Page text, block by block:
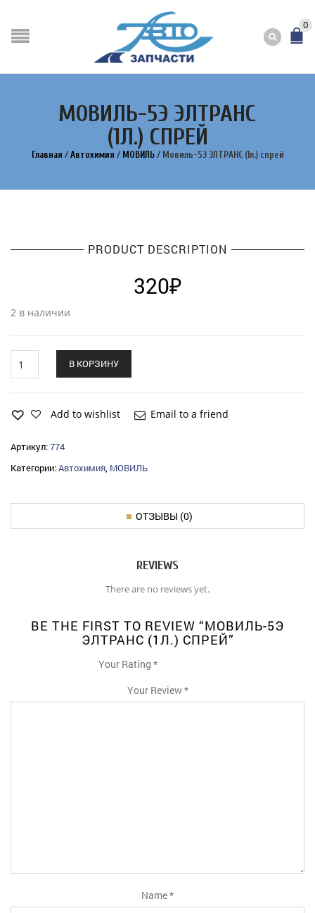
0
МОВИЛЬ-5Э ЭЛТРАНС
(1Л.) СПРЕЙ
Главная / Автохимия / МОВИЛЬ / Мовиль-5Э ЭЛТРАНС (1л.) спрей
PRODUCT DESCRIPTION
320₽
2 в наличии
ЭЛТРАНС
quantity
В КОРЗИНУ
Add to wishlist Email to a friend
Артикул:774
Категории:Автохимия, МОВИЛЬ
ОТЗЫВЫ (0)
REVIEWS
There are no reviews yet.
BE THE FIRST TO REVIEW “МОВИЛЬ-5Э
ЭЛТРАНС (1Л.) СПРЕЙ”
Your Rating *
1 4
Your Review *
Name*